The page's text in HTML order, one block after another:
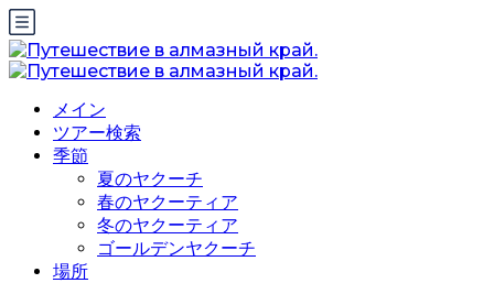
メイン
ツアー検索
季節
夏のヤクーチ
春のヤクーティア
冬のヤクーティア
ゴールデンヤクーチ
場所